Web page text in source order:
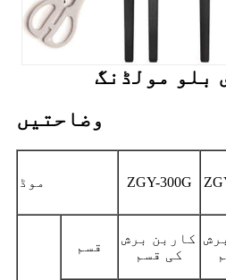
بلو مولڈنگ
وضاحتیں
موڈ ZGY-300G
قسم
کاربن برش
کی قسم